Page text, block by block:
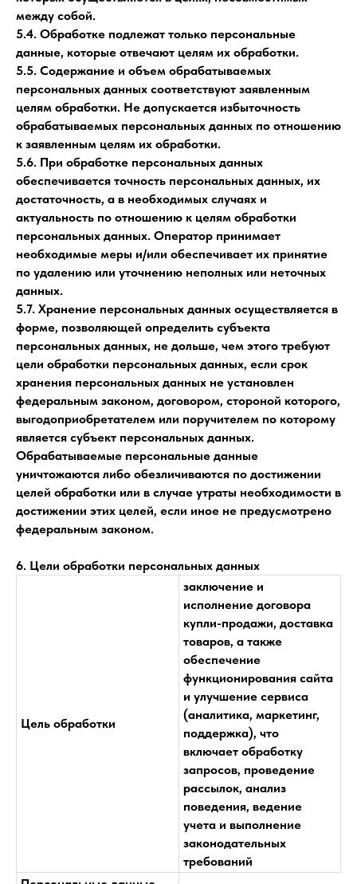
между собой.
5.4. Обработке подлежат только персональные
данные, которые отвечают целям их обработки.
5.5. Содержание и объем обрабатываемых
персональных данных соответствуют заявленным
целям обработки. Не допускается избыточность
обрабатываемых персональных данных по отношению
к заявленным целям их обработки.
5.6. При обработке персональных данных
обеспечивается точность персональных данных, их
достаточность, а в необходимых случаях и
актуальность по отношению к целям обработки
персональных данных. Оператор принимает
необходимые меры и/или обеспечивает их принятие
по удалению или уточнению неполных или неточных
данных.
5.7. Хранение персональных данных осуществляется в
форме, позволяющей определить субъекта
персональных данных, не дольше, чем этого требуют
цели обработки персональных данных, если срок
хранения персональных данных не установлен
федеральным законом, договором, стороной которого,
выгодоприобретателем или поручителем по которому
является субъект персональных данных.
Обрабатываемые персональные данные
уничтожаются либо обезличиваются по достижении
целей обработки или в случае утраты необходимости в
достижении этих целей, если иное не предусмотрено
федеральным законом.
6. Цели обработки персональных данных
Цель обработки
заключение и
исполнение договора
купли-продажи, доставка
товаров, а также
обеспечение
функционирования сайта
и улучшение сервиса
(аналитика, маркетинг,
поддержка), что
включает обработку
запросов, проведение
рассылок, анализ
поведения, ведение
учета и выполнение
законодательных
требований